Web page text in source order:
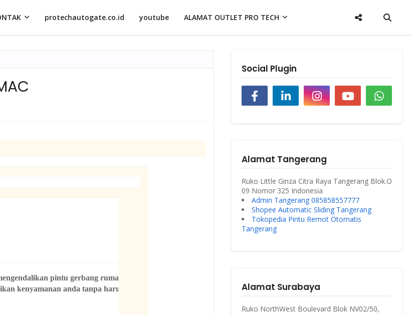
protechautogate.co.id youtube ALAMAT OUTLET PRO TECH
pintu gerbang rumah
kenyamanan anda tanpa harus
Social Plugin
Alamat Tangerang
Ruko Little Ginza Citra Raya Tangerang Blok.O
09 Nomor 325 Indonesia
Admin Tangerang 085858557777
Shopee Automatic Sliding Tangerang
Tokopedia Pintu Remot Otomatis
Tangerang
Alamat Surabaya
Ruko NorthWest Boulevard Blok NV02/50,